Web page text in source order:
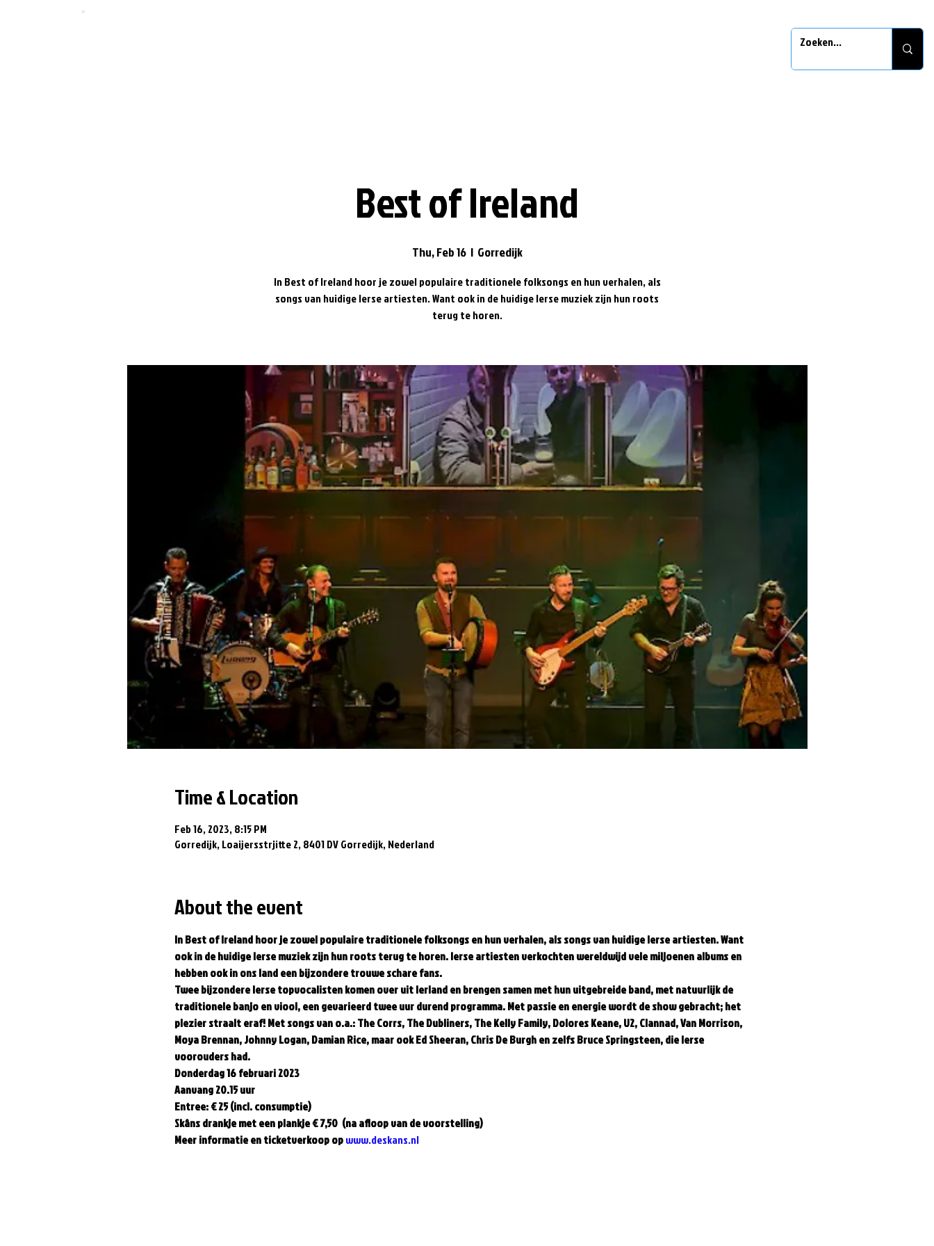
Best of Ireland
Thu, Feb 16
  |
Gorredijk
In Best of Ireland hoor je zowel populaire traditionele folksongs en hun verhalen, als
songs van huidige Ierse artiesten. Want ook in de huidige Ierse muziek zijn hun roots
terug te horen.
Time & Location
Feb 16, 2023, 8:15 PM
Gorredijk, Loaijersstrjitte 2, 8401 DV Gorredijk, Nederland
About the event
In Best of Ireland hoor je zowel populaire traditionele folksongs en hun verhalen, als songs van huidige Ierse artiesten. Want
ook in de huidige Ierse muziek zijn hun roots terug te horen. Ierse artiesten verkochten wereldwijd vele miljoenen albums en
hebben ook in ons land een bijzondere trouwe schare fans.
Twee bijzondere Ierse topvocalisten komen over uit Ierland en brengen samen met hun uitgebreide band, met natuurlijk de
traditionele banjo en viool, een gevarieerd twee uur durend programma. Met passie en energie wordt de show gebracht; het
plezier straalt eraf! Met songs van o.a.: The Corrs, The Dubliners, The Kelly Family, Dolores Keane, U2, Clannad, Van Morrison,
Moya Brennan, Johnny Logan, Damian Rice, maar ook Ed Sheeran, Chris De Burgh en zelfs Bruce Springsteen, die Ierse
voorouders had.
Donderdag 16 februari 2023
Aanvang 20.15 uur
Entree: € 25 (incl. consumptie)
Skâns drankje met een plankje € 7,50  (na afloop van de voorstelling)
Meer informatie en ticketverkoop op www.deskans.nl